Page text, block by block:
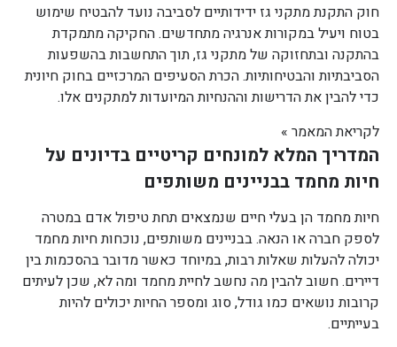
חוק התקנת מתקני גז ידידותיים לסביבה נועד להבטיח שימוש
בטוח ויעיל במקורות אנרגיה מתחדשים. החקיקה מתמקדת
בהתקנה ובתחזוקה של מתקני גז, תוך התחשבות בהשפעות
הסביבתיות והבטיחותיות. הכרת הסעיפים המרכזיים בחוק חיונית
כדי להבין את הדרישות וההנחיות המיועדות למתקנים אלו.
לקריאת המאמר »
המדריך המלא למונחים קריטיים בדיונים על
חיות מחמד בבניינים משותפים
חיות מחמד הן בעלי חיים שנמצאים תחת טיפול אדם במטרה
לספק חברה או הנאה. בבניינים משותפים, נוכחות חיות מחמד
יכולה להעלות שאלות רבות, במיוחד כאשר מדובר בהסכמות בין
דיירים. חשוב להבין מה נחשב לחיית מחמד ומה לא, שכן לעיתים
קרובות נושאים כמו גודל, סוג ומספר החיות יכולים להיות
בעייתיים.